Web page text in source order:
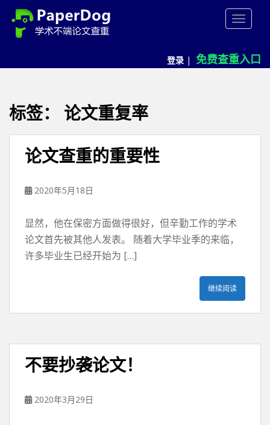
登录 | 免费查重入口
标签： 论文重复率
论文查重的重要性
2020年5月18日
显然，他在保密方面做得很好，但辛勤工作的学术
论文首先被其他人发表。 随着大学毕业季的来临，
许多毕业生已经开始为 […]
继续阅读
不要抄袭论文！
2020年3月29日